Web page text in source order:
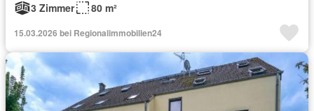
3 Zimmer
80 m²
15.03.2026 bei Regionalimmobilien24